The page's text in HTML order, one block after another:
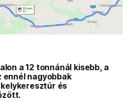
a 12 tonnánál kisebb, a
ennél nagyobbak
és